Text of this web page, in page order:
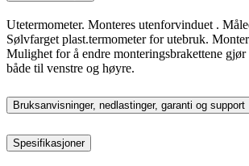
Utetermometer. Monteres utenforvinduet .
Sølvfarget plast.termometer for utebruk.
Mulighet for å endre monteringsbrakettene
både til venstre og høyre.
Bruksanvisninger, nedlastinger, garanti og support
Spesifikasjoner